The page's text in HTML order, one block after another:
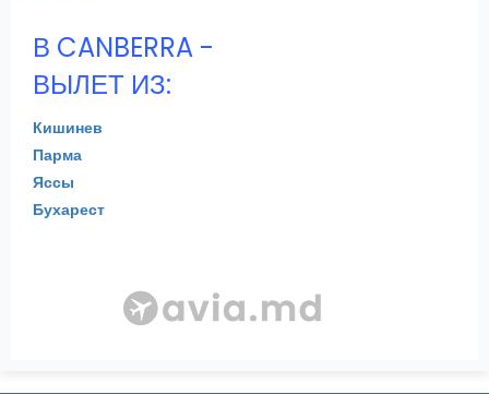
В CANBERRA -
ВЫЛЕТ ИЗ:
Кишинев
Парма
Яссы
Бухарест